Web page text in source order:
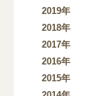
2019年
2018年
2017年
2016年
2015年